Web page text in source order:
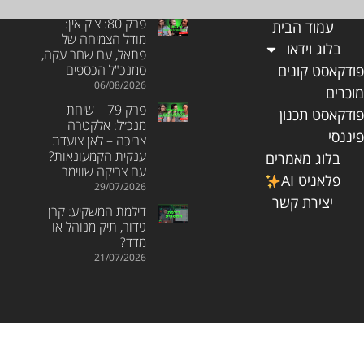
עמוד הבית
בלוג וידאו
פודקאסט קונים
מוכרים
פודקאסט תכנון
פיננסי
בלוג מאמרים
פלאניט AI
יצירת קשר
פרק 80: צ'ק אין:
מודל הצמיחה של
פתאל, עם שחר עקה,
סמנכ"ל הכספים
06/08/2026
פרק 79 – שיחת
מנכ״ל: אלקטרה
צריכה – לאן צועדת
ענקית הקמעונאות?
עם צביקה שווימר
29/07/2026
דילמת המשקיע: קרן
גידור, תיק מנוהל או
מדד?
21/07/2026